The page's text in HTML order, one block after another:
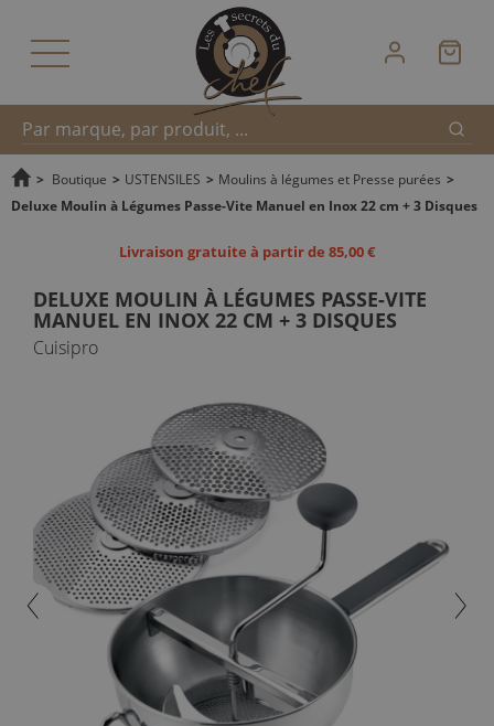
Recherche
> Boutique > USTENSILES > Moulins à légumes et Presse purées >
Deluxe Moulin à Légumes Passe-Vite Manuel en Inox 22 cm + 3 Disques
Livraison gratuite à partir de 85,00 €
DELUXE MOULIN À LÉGUMES PASSE-VITE
MANUEL EN INOX 22 CM + 3 DISQUES
Cuisipro